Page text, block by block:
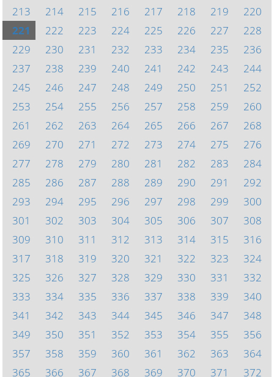
213
214 215 216 217 218 219
220
221
222 223 224 225 226 227
228
229
230 231 232 233 234 235
236
237
238 239 240 241 242 243
244
245
246 247 248 249 250 251
252
253
254 255 256 257 258 259
260
261
262 263 264 265 266 267
268
269
270 271 272 273 274 275
276
277
278 279 280 281 282 283
284
285
286 287 288 289 290 291
292
293
294 295 296 297 298 299
300
301
302 303 304 305 306 307
308
309
310 311 312 313 314 315
316
317
318 319 320 321 322 323
324
325
326 327 328 329 330 331
332
333
334 335 336 337 338 339
340
341
342 343 344 345 346 347
348
349
350 351 352 353 354 355
356
357
358 359 360 361 362 363
364
365
366 367 368 369 370 371 372